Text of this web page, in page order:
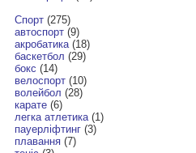
Спорт(275)
автоспорт(9)
акробатика(18)
баскетбол (29)
бокс (14)
велоспорт(10)
волейбол (28)
карате(6)
легка атлетика(1)
пауерліфтинг(3)
плавання(7)